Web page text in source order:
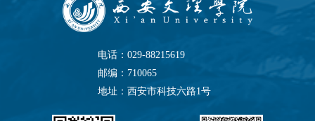
电话：029-88215619
邮编：710065
地址：西安市科技六路1号